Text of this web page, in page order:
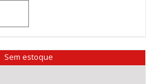
Sem estoque